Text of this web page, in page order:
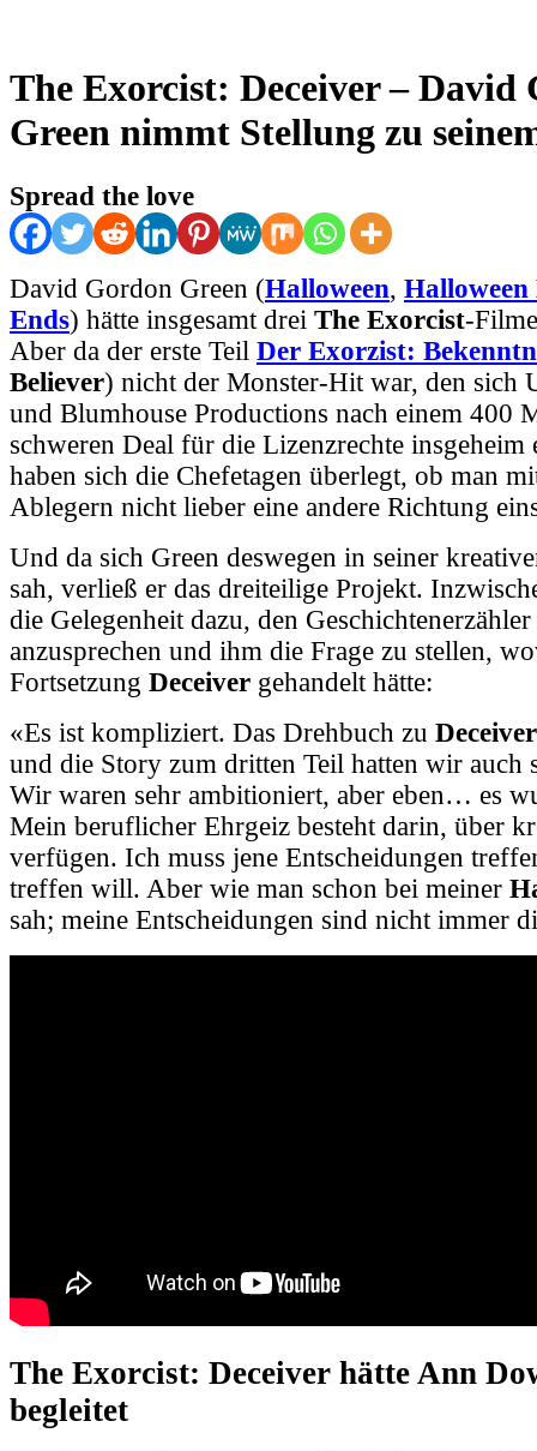
The Exorcist: Deceiver – David
Green nimmt Stellung zu
Spread the love
David Gordon Green (Halloween,
Ends) hätte insgesamt drei The Exorcist-
Aber da der erste Teil Der Exorzist:
Believer) nicht der Monster-Hit war, den sich
und Blumhouse Productions nach einem 400
schweren Deal für die Lizenzrechte insgeheim
haben sich die Chefetagen überlegt, ob man
Ablegern nicht lieber eine andere Richtung
Und da sich Green deswegen in seiner
sah, verließ er das dreiteilige Projekt.
die Gelegenheit dazu, den
anzusprechen und ihm die Frage zu stellen,
Fortsetzung Deceiver gehandelt hätte:
«Es ist kompliziert. Das Drehbuch zu Deceiver
und die Story zum dritten Teil hatten wir auch
Wir waren sehr ambitioniert, aber eben… es
Mein beruflicher Ehrgeiz besteht darin, über
verfügen. Ich muss jene Entscheidungen
treffen will. Aber wie man schon bei meiner
sah; meine Entscheidungen sind nicht immer
The Exorcist: Deceiver hätte Ann
begleitet